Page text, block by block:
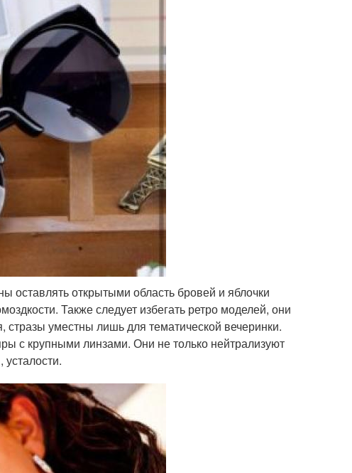
открытыми область бровей и яблочки
Также следует избегать ретро моделей, они
стразы уместны лишь для тематической вечеринки.
с крупными линзами. Они не только нейтрализуют